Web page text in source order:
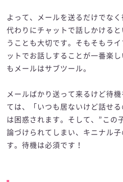
よって、メールを送るだけでな
代わりにチャットで話しかける
うことも大切です。そもそもラ
ットでお話しすることが一番楽
もメールはサブツール。
メールばかり送って来るけど待
ては、「いつも居ないけど話せ
は困惑されます。そして、”この
論づけられてしまい、キニナル
す。待機は必須です！